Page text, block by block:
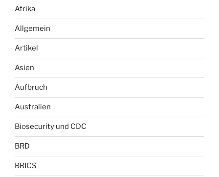
Afrika
Allgemein
Artikel
Asien
Aufbruch
Australien
Biosecurity und CDC
BRD
BRICS